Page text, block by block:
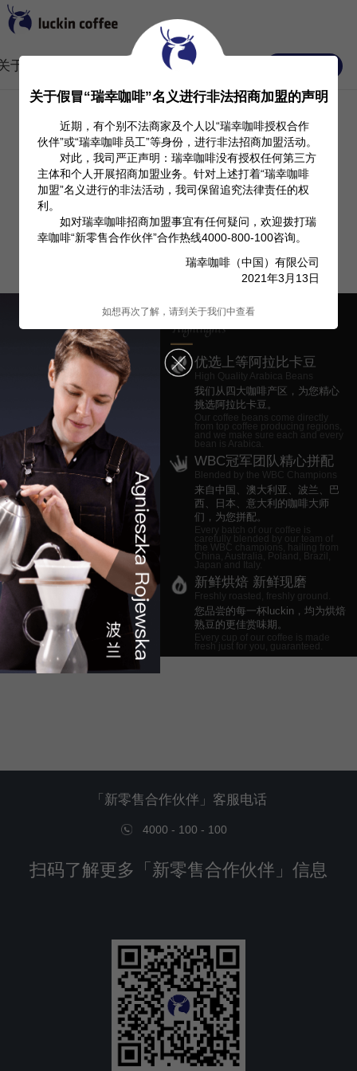
于我们 Investor Relation
优选上等阿拉比卡豆
High Quality Arabica Beans
我们从四大咖啡产区，为您精心
挑选阿拉比卡豆。
Our coffee beans come directly
from top coffee producing regions,
and we make sure each and every
bean is Arabica.
WBC冠军团队精心拼配
Blended by the WBC Champions
来自中国、澳大利亚、波兰、巴
西、日本、意大利的咖啡大师
们，为您拼配。
Every batch of our coffee is
carefully blended by our team of
the WBC champions, hailing from
China, Australia, Poland, Brazil,
Japan and Italy.
新鲜烘焙 新鲜现磨
Freshly roasted, freshly ground.
您品尝的每一杯luckin，均为烘焙
熟豆的更佳赏味期。
Every cup of our coffee is made
fresh just for you, guaranteed.
「新零售合作伙伴」客服电话
4000 - 100 - 100
扫码了解更多「新零售合作伙伴」信息
关于假冒“瑞幸咖啡”名义进行非法招商加盟的声明
近期，有个别不法商家及个人以“瑞幸咖啡授权合作
伙伴”或“瑞幸咖啡员工”等身份，进行非法招商加盟活动。
对此，我司严正声明：瑞幸咖啡没有授权任何第三方
主体和个人开展招商加盟业务。针对上述打着“瑞幸咖啡
加盟”名义进行的非法活动，我司保留追究法律责任的权
利。
如对瑞幸咖啡招商加盟事宜有任何疑问，欢迎拨打瑞
幸咖啡“新零售合作伙伴”合作热线4000-800-100咨询。
瑞幸咖啡（中国）有限公司
2021年3月13日
如想再次了解，请到关于我们中查看